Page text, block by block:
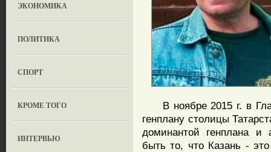
ЭКОНОМИКА
ПОЛИТИКА
СПОРТ
КРОМЕ ТОГО
ИНТЕРВЬЮ
В ноябре 2015 г. в
генплану столицы
доминантой генплана и
быть то, что Казань -